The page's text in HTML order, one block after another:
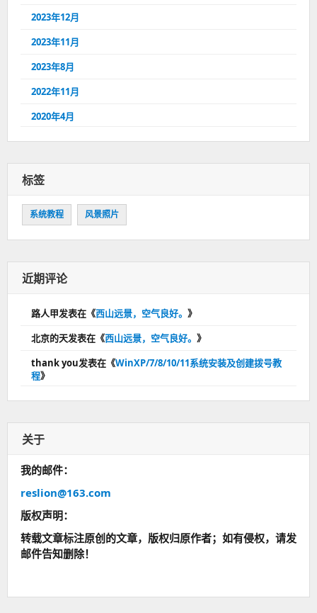
2023年12月
2023年11月
2023年8月
2022年11月
2020年4月
标签
系统教程 风景照片
近期评论
路人甲发表在《西山远景，空气良好。 》
北京的天发表在《西山远景，空气良好。 》
thank you发表在《WinXP/7/8/10/11系统安装及创建拨号教
程》
关于
我的邮件：
reslion@163.com
版权声明：
转载文章标注原创的文章，版权归原作者；如有侵权，请发
邮件告知删除！